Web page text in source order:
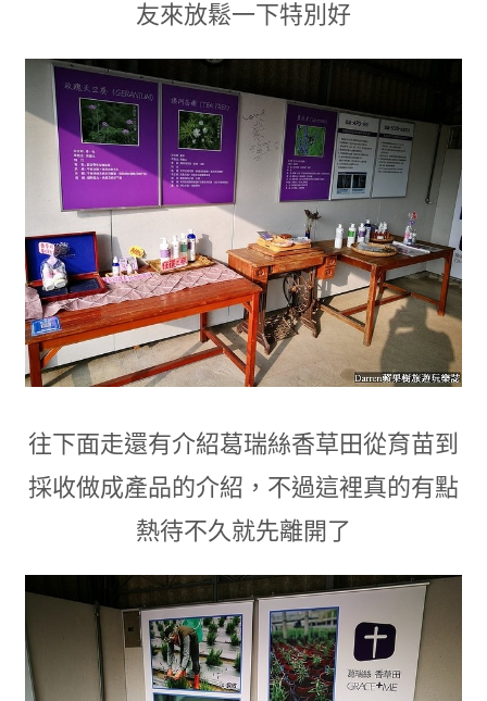
友來放鬆一下特別好
往下面走還有介紹葛瑞絲香草田從育苗到
採收做成產品的介紹 ， 不過這裡真的有點
熱待不久就先離開了